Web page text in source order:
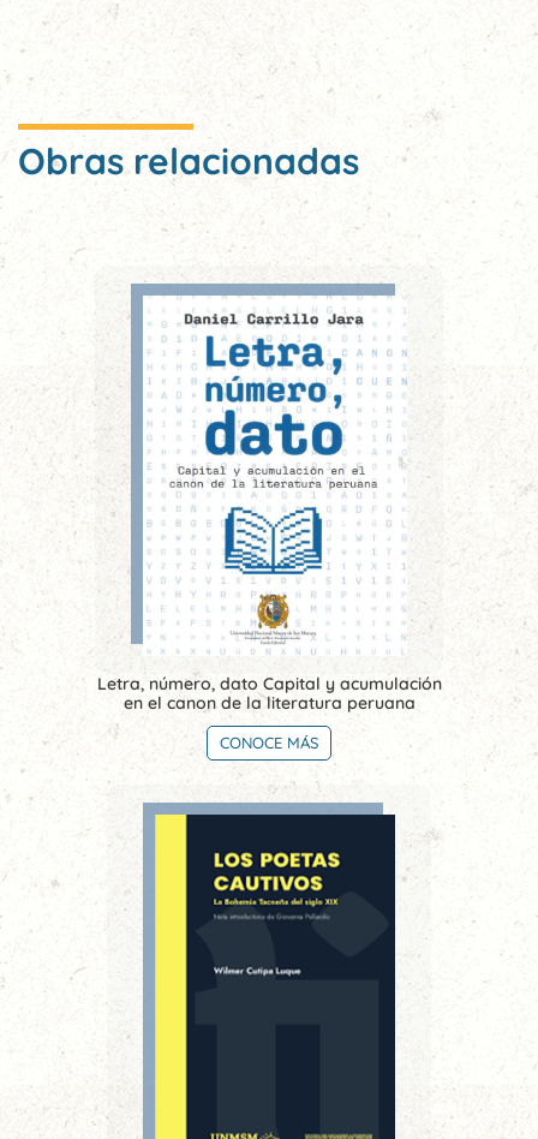
Obras relacionadas
Letra, número, dato Capital y acumulación
en el canon de la literatura peruana
CONOCE MÁS